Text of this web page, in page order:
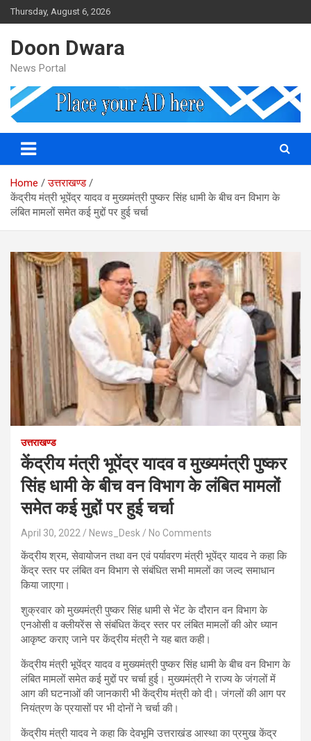
Skip
to
Thursday, August 6, 2026
Doon Dwara
News Portal
Home
उत्तराखण्ड
केंद्रीय मंत्री भूपेंद्र यादव व मुख्यमंत्री पुष्कर सिंह धामी के बीच वन विभाग के
लंबित मामलों समेत कई मुद्दों पर हुई चर्चा
उत्तराखण्ड
केंद्रीय मंत्री भूपेंद्र यादव व मुख्यमंत्री पुष्कर
सिंह धामी के बीच वन विभाग के लंबित मामलों
समेत कई मुद्दों पर हुई चर्चा
April 30, 2022 News_Desk No Comments
केंद्रीय श्रम, सेवायोजन तथा वन एवं पर्यावरण मंत्री भूपेंद्र यादव ने कहा कि
केंद्र स्तर पर लंबित वन विभाग से संबंधित सभी मामलों का जल्द समाधान
किया जाएगा।
शुक्रवार को मुख्यमंत्री पुष्कर सिंह धामी से भेंट के दौरान वन विभाग के
एनओसी व क्लीयरेंस से संबंधित केंद्र स्तर पर लंबित मामलों की ओर ध्यान
आकृष्ट कराए जाने पर केंद्रीय मंत्री ने यह बात कही।
केंद्रीय मंत्री भूपेंद्र यादव व मुख्यमंत्री पुष्कर सिंह धामी के बीच वन विभाग के
लंबित मामलों समेत कई मुद्दों पर चर्चा हुई। मुख्यमंत्री ने राज्य के जंगलों में
आग की घटनाओं की जानकारी भी केंद्रीय मंत्री को दी। जंगलों की आग पर
नियंत्रण के प्रयासों पर भी दोनों ने चर्चा की।
केंद्रीय मंत्री यादव ने कहा कि देवभूमि उत्तराखंड आस्था का प्रमुख केंद्र